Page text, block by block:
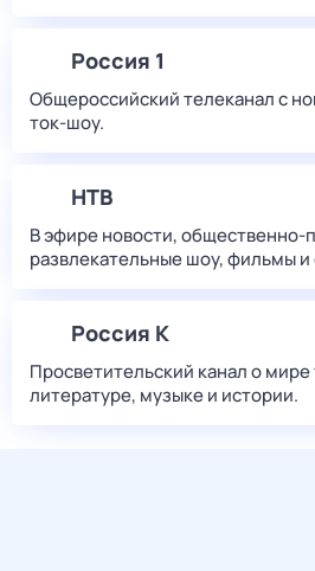
Россия 1
Общероссийский телеканал с
ток-шоу.
НТВ
В эфире новости, общественно-
развлекательные шоу, фильмы и
Россия К
Просветительский канал о мире
литературе, музыке и истории.